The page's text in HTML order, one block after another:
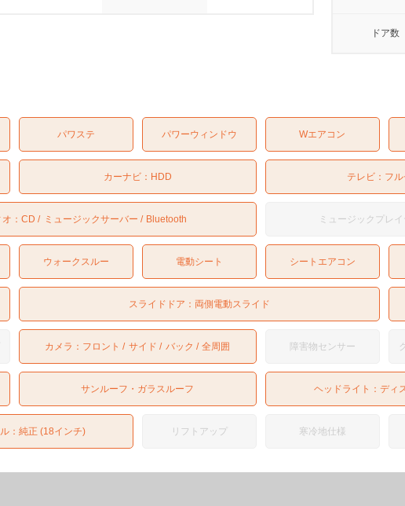
ドア数
パワステ パワーウィンドウ Wエアコン
カーナビ： HDD テレビ： フ
： CD ミュージックサーバー Bluetooth ミュージックプレ
ウォークスルー 電動シート シートエアコン
スライドドア： 両側電動スライド
カメラ： フロント サイド バック 全周囲 障害物センサー
サンルーフ・ガラスルーフ ヘッドライト： ディ
：純正 (18インチ) リフトアップ 寒冷地仕様